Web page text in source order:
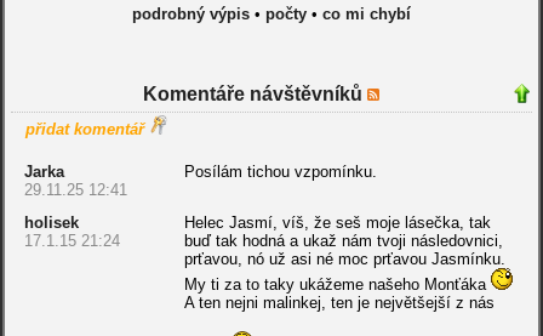
podrobný výpis• počty• co mi chybí
Komentáře návštěvníků
přidat komentář
Jarka
29.11.25 12:41
Posílám tichou vzpomínku.
holisek
17.1.15 21:24
Helec Jasmí, víš, že seš moje lásečka, tak
buď tak hodná a ukaž nám tvoji následovnici,
prťavou, nó už asi né moc prťavou Jasmínku.
My ti za to taky ukážeme našeho Monťáka
A ten nejni malinkej, ten je největšejší z nás